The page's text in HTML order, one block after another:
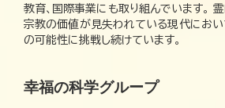
教育、国際事業にも取り組んでいます。
宗教の価値が見失われている現代におい
の可能性に挑戦し続けています。
幸福の科学グループ